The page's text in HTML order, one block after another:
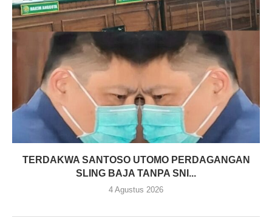
TERDAKWA SANTOSO UTOMO PERDAGANGAN
SLING BAJA TANPA SNI...
4 Agustus 2026